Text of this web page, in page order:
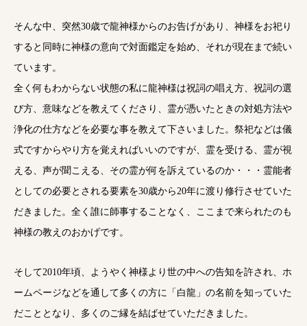
そんな中、突然30歳で龍神様からのお告げがあり、神様をお祀り
すると同時に神様の意向で対面鑑定を始め、それが現在まで続い
ています。
全く何もわからない状態の私に龍神様は祝詞の唱え方、祝詞の選
び方、意味などを教えてくださり、霊が憑いたときの対処方法や
浄化の仕方などを必要な事を教えて下さいました。祭祀などは儀
式ですからやり方を覚えればいいのですが、霊を受ける、霊が視
える、声が聞こえる、その霊が何を訴えているのか・・・霊能者
としての必要とされる要素を30歳から20年に渡り修行させていた
だきました。全く誰に師事することなく、ここまで来られたのも
神様の教えのおかげです。
そして2010年頃、ようやく神様より世の中への告知を許され、ホ
ームページなどを通して多くの方に「白龍」の名前を知っていた
だこととなり、多くのご縁を結ばせていただきました。